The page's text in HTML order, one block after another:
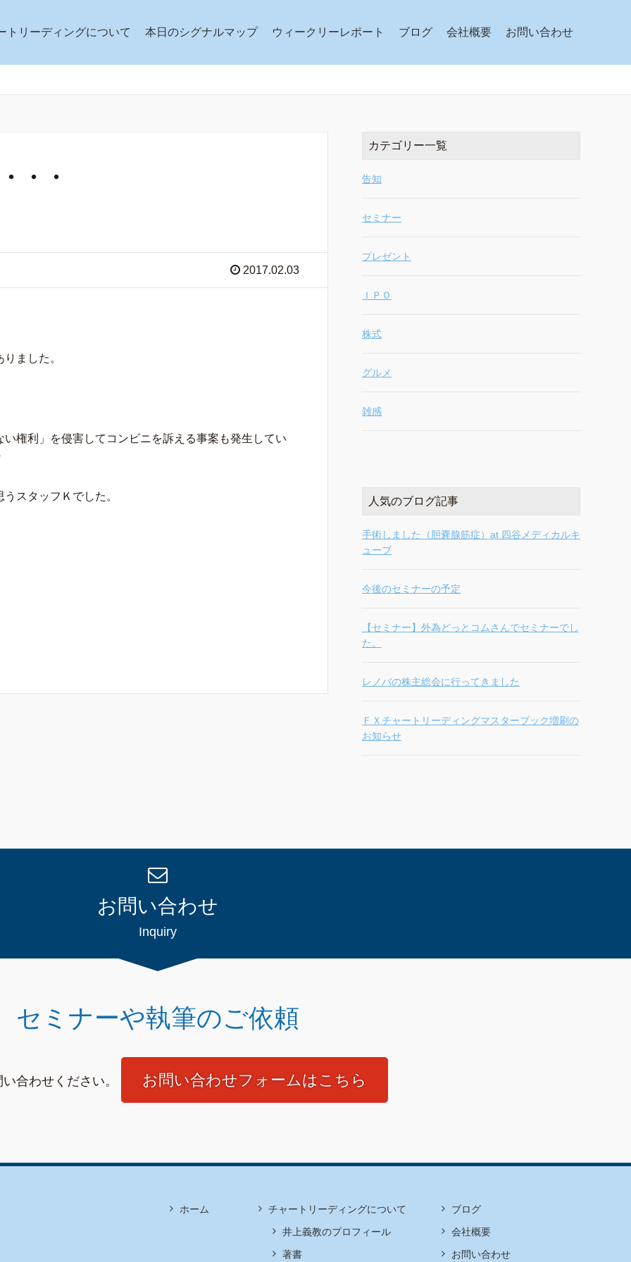
トリーディングについて 本日のシグナルマップ ウィークリーレポート ブログ 会社概要 お問い合わせ
・・
2017.02.03
ました。
権利」を侵害してコンビニを訴える事案も発生してい
スタッフＫでした。
カテゴリー一覧
告知
セミナー
プレゼント
ＩＰＯ
株式
グルメ
雑感
人気のブログ記事
手術しました（胆嚢腺筋症）at 四谷メディカルキ
ューブ
今後のセミナーの予定
【セミナー】外為どっとコムさんでセミナーでし
た。
レノバの株主総会に行ってきました
ＦＸチャートリーディングマスターブック増刷の
お知らせ
お問い合わせ
Inquiry
セミナーや執筆のご依頼
合わせください。 お問い合わせフォームはこちら
ホーム
チャートリーディングについて
井上義教のプロフィール
著書
ブログ
会社概要
お問い合わせ